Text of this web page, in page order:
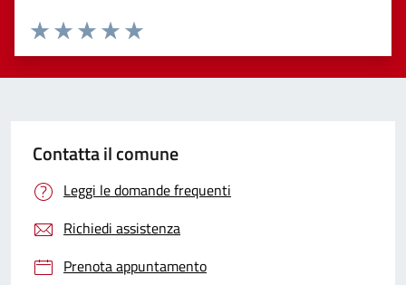
Valuta 5 stelle su 5
Valuta 4 stelle su 5
Valuta 3 stelle su 5
Valuta 2 stelle su 5
Valuta 1 stelle su 5
Contatta il comune
Leggi le domande frequenti
Richiedi assistenza
Prenota appuntamento